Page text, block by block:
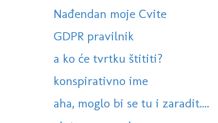
Nađendan moje Cvite
GDPR pravilnik
a ko će tvrtku štititi?
konspirativno ime
aha, moglo bi se tu i zaradit....